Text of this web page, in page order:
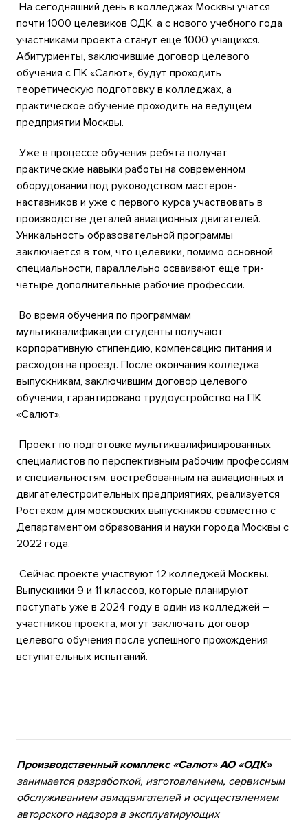
На сегодняшний день в колледжах Москвы учатся
почти 1000 целевиков ОДК, а с нового учебного года
участниками проекта станут еще 1000 учащихся.
Абитуриенты, заключившие договор целевого
обучения с ПК «Салют», будут проходить
теоретическую подготовку в колледжах, а
практическое обучение проходить на ведущем
предприятии Москвы.
Уже в процессе обучения ребята получат
практические навыки работы на современном
оборудовании под руководством мастеров-
наставников и уже с первого курса участвовать в
производстве деталей авиационных двигателей.
Уникальность образовательной программы
заключается в том, что целевики, помимо основной
специальности, параллельно осваивают еще три-
четыре дополнительные рабочие профессии.
Во время обучения по программам
мультиквалификации студенты получают
корпоративную стипендию, компенсацию питания и
расходов на проезд. После окончания колледжа
выпускникам, заключившим договор целевого
обучения, гарантировано трудоустройство на ПК
«Салют».
Проект по подготовке мультиквалифицированных
специалистов по перспективным рабочим профессиям
и специальностям, востребованным на авиационных и
двигателестроительных предприятиях, реализуется
Ростехом для московских выпускников совместно с
Департаментом образования и науки города Москвы с
2022 года.
Сейчас проекте участвуют 12 колледжей Москвы.
Выпускники 9 и 11 классов, которые планируют
поступать уже в 2024 году в один из колледжей –
участников проекта, могут заключать договор
целевого обучения после успешного прохождения
вступительных испытаний.
Производственный комплекс «Салют» АО «ОДК»
занимается разработкой, изготовлением, сервисным
обслуживанием авиадвигателей и осуществлением
авторского надзора в эксплуатирующих